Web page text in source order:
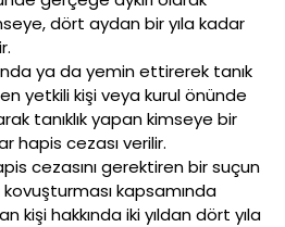
dört aydan bir yıla kadar
ya da yemin ettirerek tanık
yetkili kişi veya kurul önünde
tanıklık yapan kimseye bir
hapis cezası verilir.
cezasını gerektiren bir suçun
kapsamında
kişi hakkında iki yıldan dört yıla